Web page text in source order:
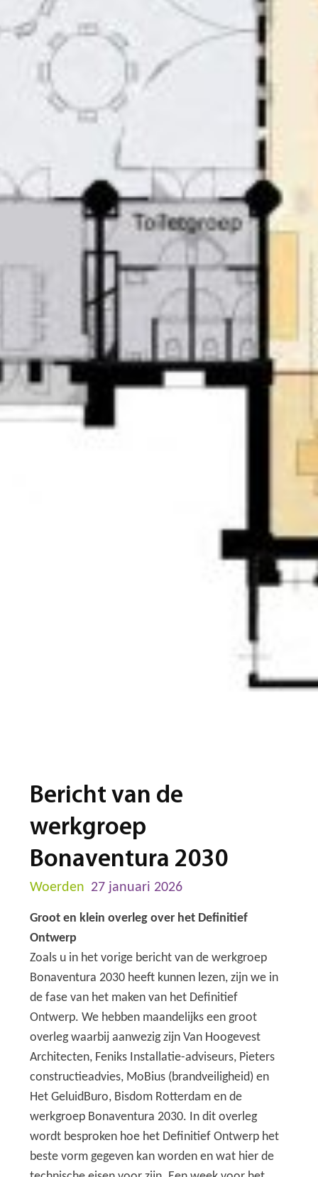
Bericht van de
werkgroep
Bonaventura 2030
Woerden 27 januari 2026
Groot en klein overleg over het Definitief
Ontwerp
Zoals u in het vorige bericht van de werkgroep
Bonaventura 2030 heeft kunnen lezen, zijn we in
de fase van het maken van het Definitief
Ontwerp. We hebben maandelijks een groot
overleg waarbij aanwezig zijn Van Hoogevest
Architecten, Feniks Installatie-adviseurs, Pieters
constructieadvies, MoBius (brandveiligheid) en
Het GeluidBuro, Bisdom Rotterdam en de
werkgroep Bonaventura 2030. In dit overleg
wordt besproken hoe het Definitief Ontwerp het
beste vorm gegeven kan worden en wat hier de